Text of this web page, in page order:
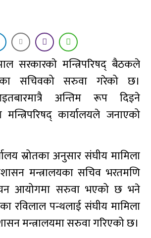
सरकारकाे मन्त्रिपरिषद् बैठकले
सचिवको सरुवा गरेको छ।
अन्तिम रूप दिइने
मन्त्रिपरिषद् कार्यालयले जनाएको
स्रोतका अनुसार संघीय मामिला
मन्त्रालयका सचिव भरतमणि
आयोगमा सरुवा भएको छ भने
रविलाल पन्थलाई संघीय मामिला
मन्त्रालयमा सरुवा गरिएको छ।